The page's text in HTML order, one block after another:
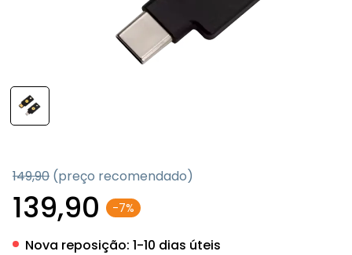
149,90 (preço recomendado)
139,90 -7%
Nova reposição: 1-10 dias úteis